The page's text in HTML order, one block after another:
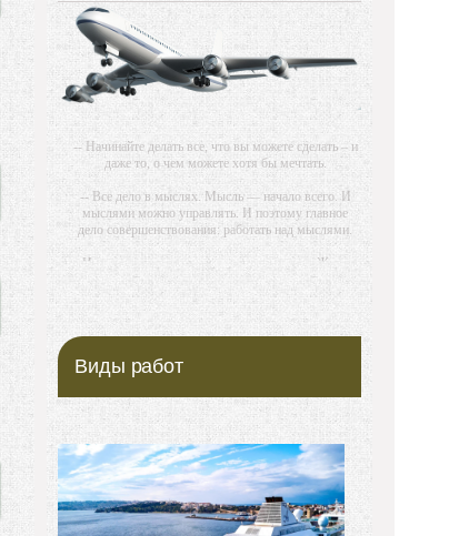
-- Начинайте делать все, что вы можете сделать – и
даже то, о чем можете хотя бы мечтать.
-- Все дело в мыслях. Мысль — начало всего. И
мыслями можно управлять. И поэтому главное
дело совершенствования: работать над мыслями.
-- Идите уверенно по направлению к мечте. Живите
той жизнью, которую вы сами себе придумали.
-- Самое большое богатство — это ум. Самая
большая нищета — глупость. Из всех страхов
-- Лучшее, что можно сделать с хорошим советом,
это пропустить его мимо ушей. Он никогда не
бывает полезен никому, кроме того, кто его дал.
-- Люблю давать советы и очень не люблю, когда их
дают мне.
Виды работ